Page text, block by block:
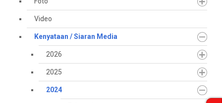
Video
Kenyataan / Siaran Media
2026
2025
2024